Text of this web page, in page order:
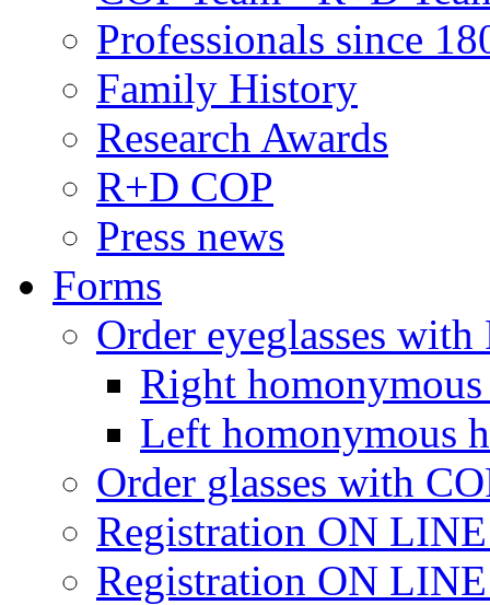
Professionals since
Family History
Research Awards
R+D COP
Press news
Forms
Order eyeglasses
Right
Left homonymous
Order glasses with
Registration ON
Registration ON